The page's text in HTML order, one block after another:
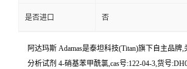
是否进口 否
阿达玛斯 Adamas是泰坦科技(Titan)旗下自主品牌,
分析试剂 4-硝基苯甲酰氯,cas号:122-04-3,货号